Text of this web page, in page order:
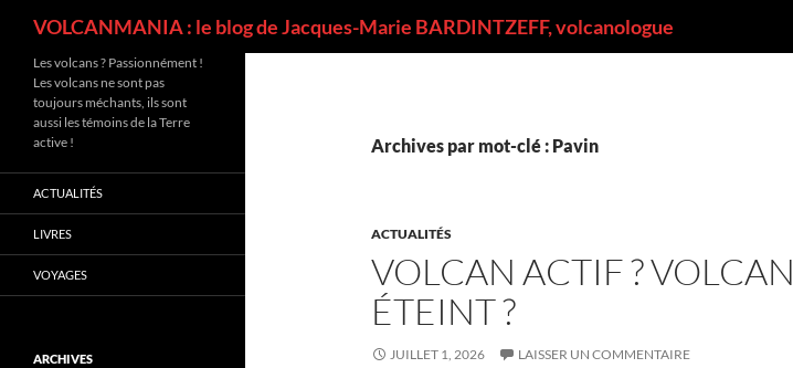
VOLCANMANIA : le blog de Jacques-Marie BARDINTZEFF, volcanologue
Archives par mot-clé : Pavin
ACTUALITÉS
VOLCAN ACTIF ? VOLCAN
ÉTEINT ?
JUILLET 1, 2026 LAISSER UN COMMENTAIRE
Les volcans ? Passionnément !
Les volcans ne sont pas
toujours méchants, ils sont
aussi les témoins de la Terre
active !
ACTUALITÉS
LIVRES
VOYAGES
ARCHIVES